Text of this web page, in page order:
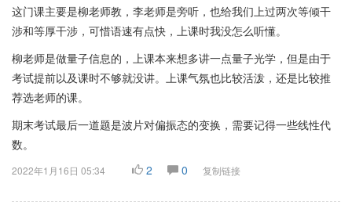
这门课主要是柳老师教，李老师是旁听，也给我们上过两次等倾干
涉和等厚干涉，可惜语速有点快，上课时我没怎么听懂。
柳老师是做量子信息的，上课本来想多讲一点量子光学，但是由于
考试提前以及课时不够就没讲。上课气氛也比较活泼，还是比较推
荐选老师的课。
期末考试最后一道题是波片对偏振态的变换，需要记得一些线性代
数。
2022年1月16日 05:34 2 0 复制链接